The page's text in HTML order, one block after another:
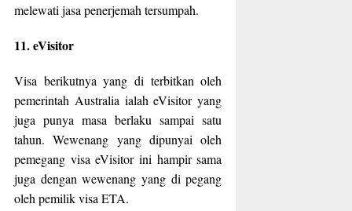
melewati jasa penerjemah tersumpah.
11. eVisitor
Visa berikutnya yang di terbitkan oleh
pemerintah Australia ialah eVisitor yang
juga punya masa berlaku sampai satu
tahun. Wewenang yang dipunyai oleh
pemegang visa eVisitor ini hampir sama
juga dengan wewenang yang di pegang
oleh pemilik visa ETA.